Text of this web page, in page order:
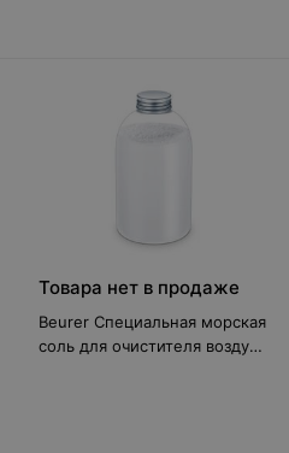
Товара нет в продаже
Beurer Специальная морская
соль для очистителя воздуха